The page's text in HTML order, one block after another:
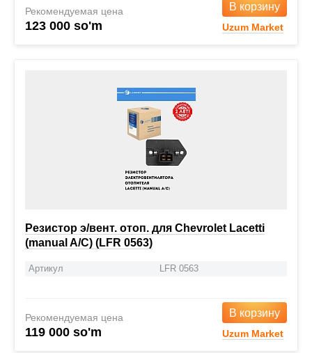
Рекомендуемая цена
123 000 so'm
В корзину
Uzum Market
Резистор э/вент. отоп. для Chevrolet Lacetti
(manual A/C) (LFR 0563)
Артикул LFR 0563
Рекомендуемая цена
119 000 so'm
В корзину
Uzum Market